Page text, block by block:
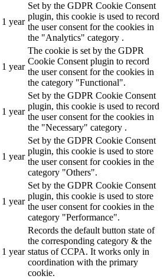
1 year
Set by the GDPR Cookie Consent
plugin, this cookie is used to record
the user consent for the cookies in
the "Analytics" category .
1 year
The cookie is set by the GDPR
Cookie Consent plugin to record
the user consent for the cookies in
the category "Functional".
1 year
Set by the GDPR Cookie Consent
plugin, this cookie is used to record
the user consent for the cookies in
the "Necessary" category .
1 year
Set by the GDPR Cookie Consent
plugin, this cookie is used to store
the user consent for cookies in the
category "Others".
1 year
Set by the GDPR Cookie Consent
plugin, this cookie is used to store
the user consent for cookies in the
category "Performance".
1 year
Records the default button state of
the corresponding category & the
status of CCPA. It works only in
coordination with the primary
cookie.